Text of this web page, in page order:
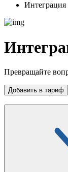
Превращайте
Добавить в тариф